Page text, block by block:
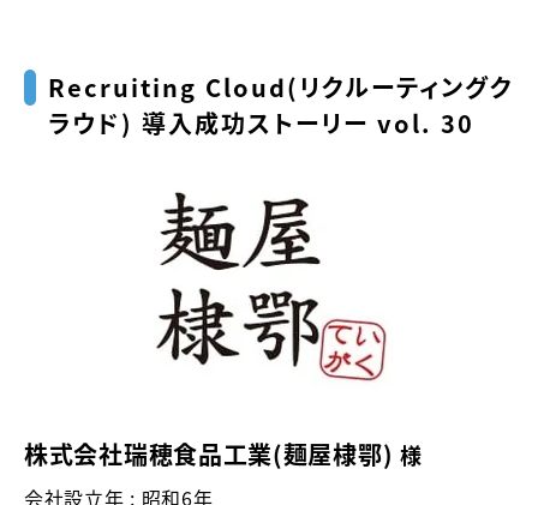
Recruiting Cloud（リクルーティングク
ラウド） 導入成功ストーリー vol. 30
株式会社瑞穂食品工業（麺屋棣鄂） 様
会社設立年 ： 昭和6年